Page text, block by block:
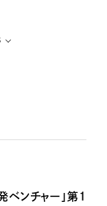
ンチャー」第１